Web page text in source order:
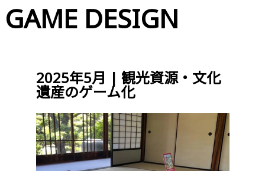
GAME DESIGN
2025年5月 | 観光資源・文化
遺産のゲーム化